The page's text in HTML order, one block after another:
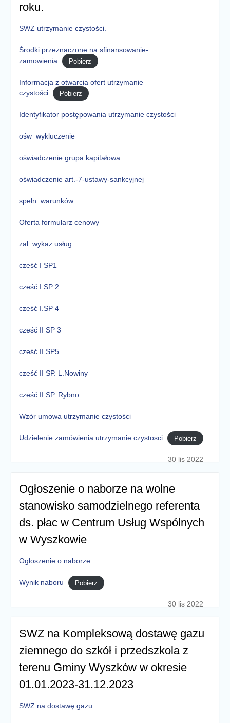
roku.
SWZ utrzymanie czystości.
Środki przeznaczone na sfinansowanie-
zamowienia
Pobierz
Informacja z otwarcia ofert utrzymanie
czystości
Pobierz
Identyfikator postępowania utrzymanie czystości
ośw_wykluczenie
oświadczenie grupa kapitałowa
oświadczenie art.-7-ustawy-sankcyjnej
spełn. warunków
Oferta formularz cenowy
zal. wykaz usług
cześć I SP1
cześć I SP 2
cześć I.SP 4
cześć II SP 3
cześć II SP5
cześć II SP. L.Nowiny
cześć II SP. Rybno
Wzór umowa utrzymanie czystości
Udzielenie zamówienia utrzymanie czystosci Pobierz
30 lis 2022
Ogłoszenie o naborze na wolne
stanowisko samodzielnego referenta
ds. płac w Centrum Usług Wspólnych
w Wyszkowie
Ogłoszenie o naborze
Wynik naboru Pobierz
30 lis 2022
SWZ na Kompleksową dostawę gazu
ziemnego do szkół i przedszkola z
terenu Gminy Wyszków w okresie
01.01.2023-31.12.2023
SWZ na dostawę gazu